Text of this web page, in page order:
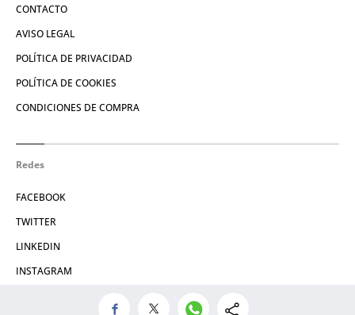
CONTACTO
AVISO LEGAL
POLÍTICA DE PRIVACIDAD
POLÍTICA DE COOKIES
CONDICIONES DE COMPRA
Redes
FACEBOOK
TWITTER
LINKEDIN
INSTAGRAM